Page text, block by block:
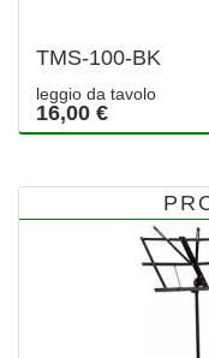
TMS-100-BK
leggio da tavolo
16,00 €